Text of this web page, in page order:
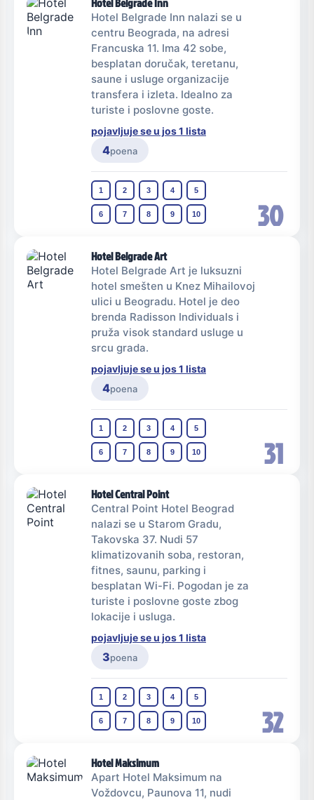
30
Hotel Belgrade Inn nalazi se u
centru Beograda, na adresi
Francuska 11. Ima 42 sobe,
besplatan doručak, teretanu,
saune i usluge organizacije
transfera i izleta. Idealno za
turiste i poslovne goste.
pojavljuje se u jos 1 lista
4poena
1 2 3 4 5
6 7 8 9 10
31
Hotel Belgrade Art
Hotel Belgrade Art je luksuzni
hotel smešten u Knez Mihailovoj
ulici u Beogradu. Hotel je deo
brenda Radisson Individuals i
pruža visok standard usluge u
srcu grada.
pojavljuje se u jos 1 lista
4poena
1 2 3 4 5
6 7 8 9 10
32
Hotel Central Point
Central Point Hotel Beograd
nalazi se u Starom Gradu,
Takovska 37. Nudi 57
klimatizovanih soba, restoran,
fitnes, saunu, parking i
besplatan Wi-Fi. Pogodan je za
turiste i poslovne goste zbog
lokacije i usluga.
pojavljuje se u jos 1 lista
3poena
1 2 3 4 5
6 7 8 9 10
Hotel Maksimum
Apart Hotel Maksimum na
Voždovcu, Paunova 11, nudi